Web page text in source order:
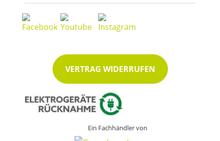
VERTRAG WIDERRUFEN
Ein Fachhändler von